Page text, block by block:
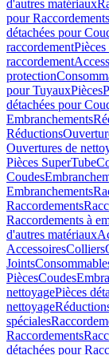
d'autres matériaux
pour
détachées pour
raccordement
raccordement
protection
pour TuyauxPièces
détachées pour
Embranchements
Réductions
Ouvertures de
Pièces SuperTube
Coudes
Embranchements
Raccordements
Raccordements à
d'autres matériaux
AccessoiresColliers
Joints
PiècesCoudes
nettoyagePièces
nettoyage
spéciales
Raccordements
détachées pour